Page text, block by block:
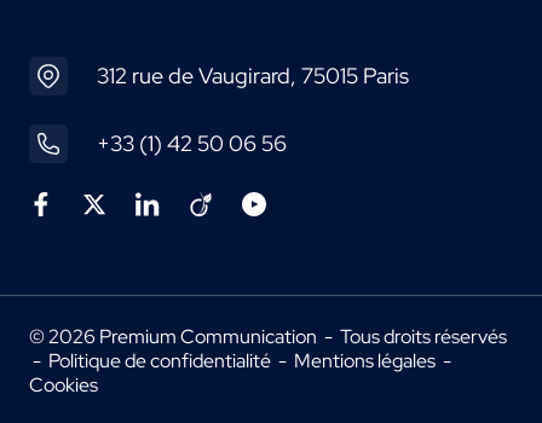
312 rue de Vaugirard, 75015 Paris
+33 (1) 42 50 06 56
© 2026 Premium Communication - Tous droits réservés
- Politique de confidentialité - Mentions légales -
Cookies